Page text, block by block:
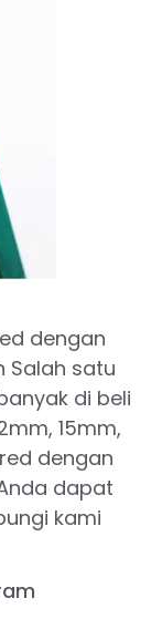
dengan
Salah satu
di beli
15mm,
dengan
dapat
kami